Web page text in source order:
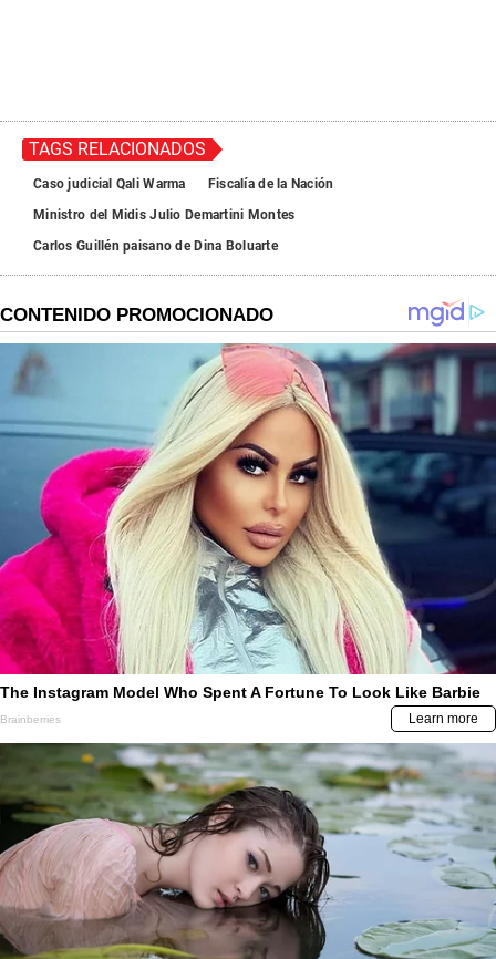
TAGS RELACIONADOS
Caso judicial Qali Warma
Fiscalía de la Nación
Ministro del Midis Julio Demartini Montes
Carlos Guillén paisano de Dina Boluarte